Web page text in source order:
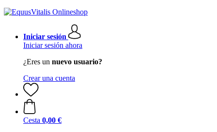
Iniciar sesión
Iniciar sesión ahora
¿Eres un nuevo usuario?
Crear una cuenta
Cesta 0,00 €